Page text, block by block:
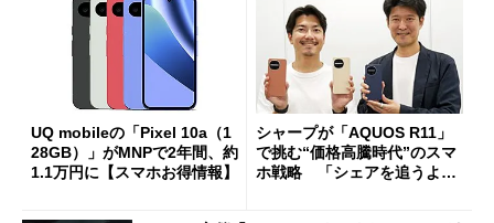
UQ mobileの「Pixel 10a（1
28GB）」がMNPで2年間、約
1.1万円に【スマホお得情報】
シャープが「AQUOS R11」
で挑む“価格高騰時代”のスマ
ホ戦略 「シェアを追うより